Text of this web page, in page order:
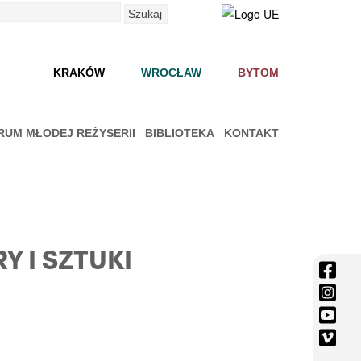
-
się
w
-
się
-
Szukaj
KRAKÓW WROCŁAW BYTOM
MŁODEJ REŻYSERII BIBLIOTEKA KONTAKT
I SZTUKI